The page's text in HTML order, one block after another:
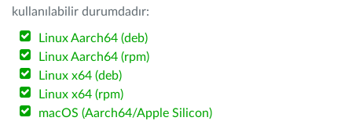
kullanılabilir durumdadır:
Linux Aarch64 (deb)
Linux Aarch64 (rpm)
Linux x64 (deb)
Linux x64 (rpm)
macOS (Aarch64/Apple Silicon)